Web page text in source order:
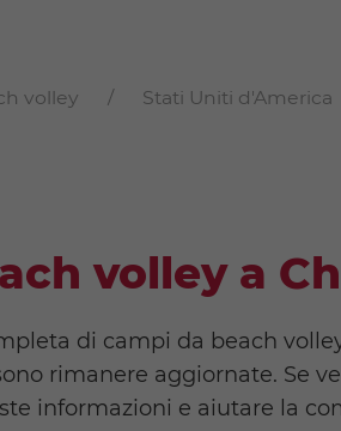
volley Stati Uniti d'America
volley a
di campi da beach
rimanere aggiornate. Se
informazioni e aiutare la